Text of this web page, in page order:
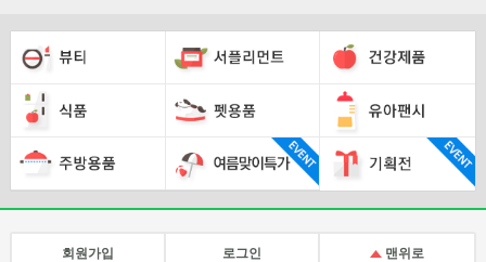
회원가입 로그인 맨위로